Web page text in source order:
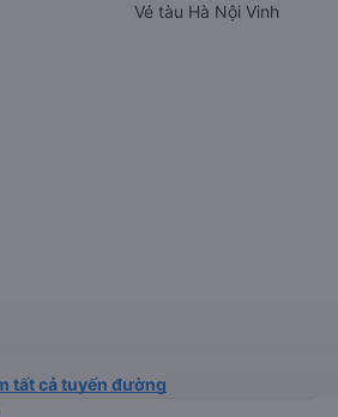
Vé tàu Hà Nội Vinh
tất cả tuyến đường